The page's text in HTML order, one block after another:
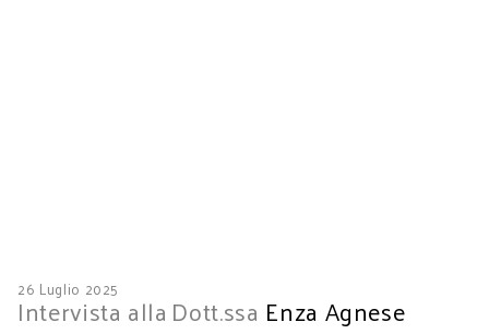
26 Luglio 2025
Intervista alla Dott.ssa Enza Agnese